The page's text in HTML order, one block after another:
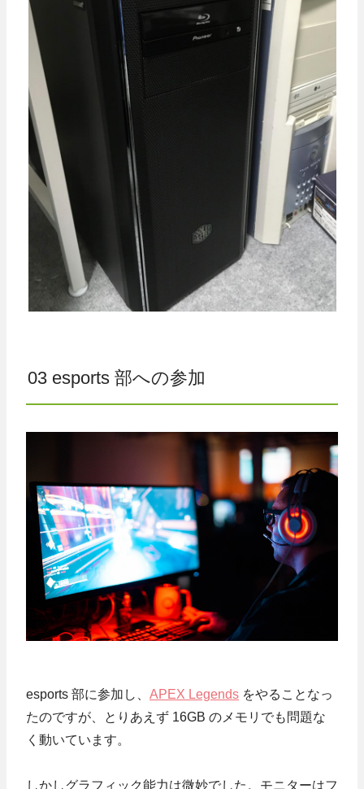
03 esports 部への参加
esports 部に参加し、 APEX Legends をやることなっ
たのですが、とりあえず 16GB のメモリでも問題な
く動いています。
しかしグラフィック能力は微妙でした。モニターはフ